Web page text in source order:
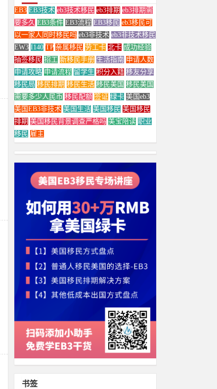
EB3 EB3技术 eb3技术移民 eb3排期 eb3排期需
要多久 EB3条件 EB3流程 EB3移民 eb3移民可
以一家人同时移民吗 eb3非技术 eb3非技术移民
EW3 I140 TP 亲属移民 劳工卡 北卡 成功经验
抽签移民 招工 新移民手册 生活指南 申请人数
申请攻略 申请流程 留学生 积分入籍 移友分享
移民局 移民排期 移民生活 移民美国 移民美国
需要多少人民币 移民配额 签证 绿卡 美国eb3
美国EB3非技术 美国生活 美国移民 美国移民
排期 美国移民背景调查严格吗 美宝陪读 职业
移民 雇主
书签